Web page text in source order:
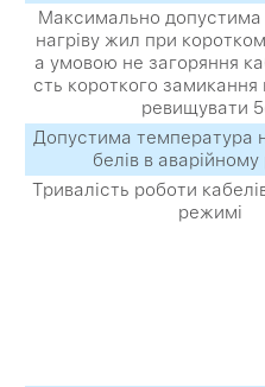
Максимально допустима
нагріву жил при
а умовою не загоряння
сть короткого
ревищувати
Допустима температура
белів в
Тривалість роботи
режимі